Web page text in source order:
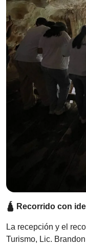
🛕 Recorrido con
La recepción y el
Turismo, Lic.